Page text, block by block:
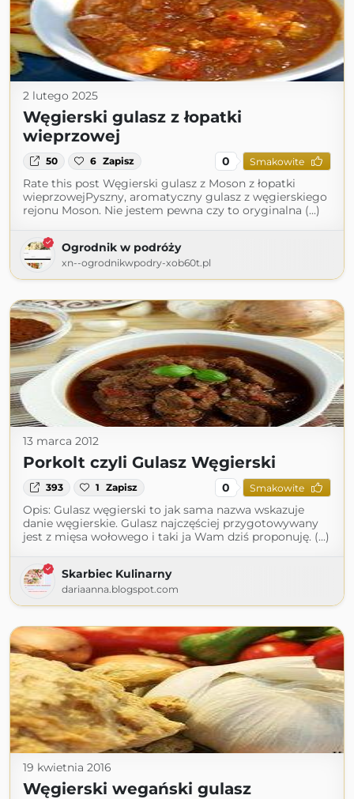
2 lutego 2025
Węgierski gulasz z łopatki
wieprzowej
50 6 Zapisz 0 Smakowite
Rate this post Węgierski gulasz z Moson z łopatki
wieprzowejPyszny, aromatyczny gulasz z węgierskiego
rejonu Moson. Nie jestem pewna czy to oryginalna (...)
Ogrodnik w podróży
xn--ogrodnikwpodry-xob60t.pl
13 marca 2012
Porkolt czyli Gulasz Węgierski
393 1 Zapisz 0 Smakowite
Opis: Gulasz węgierski to jak sama nazwa wskazuje
danie węgierskie. Gulasz najczęściej przygotowywany
jest z mięsa wołowego i taki ja Wam dziś proponuję. (...)
Skarbiec Kulinarny
dariaanna.blogspot.com
19 kwietnia 2016
Węgierski wegański gulasz